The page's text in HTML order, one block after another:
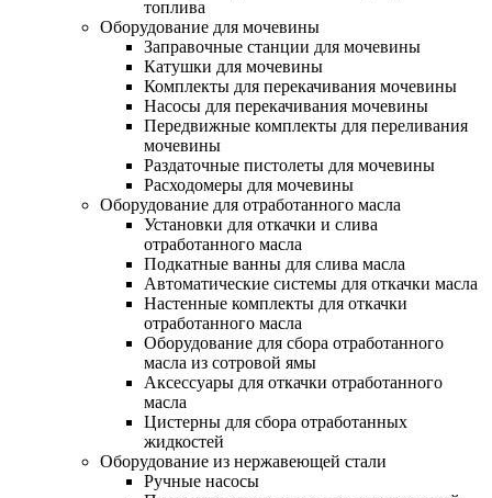
топлива
Оборудование для мочевины
Заправочные станции для мочевины
Катушки для мочевины
Комплекты для перекачивания мочевины
Насосы для перекачивания мочевины
Передвижные комплекты для переливания
мочевины
Раздаточные пистолеты для мочевины
Расходомеры для мочевины
Оборудование для отработанного масла
Установки для откачки и слива
отработанного масла
Подкатные ванны для слива масла
Автоматические системы для откачки масла
Настенные комплекты для откачки
отработанного масла
Оборудование для сбора отработанного
масла из сотровой ямы
Аксессуары для откачки отработанного
масла
Цистерны для сбора отработанных
жидкостей
Оборудование из нержавеющей стали
Ручные насосы